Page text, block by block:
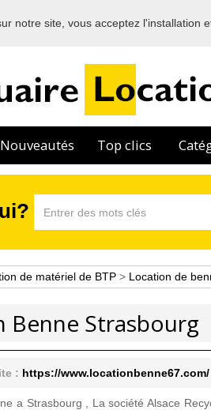
Bienvenue sur
Nouveautés Top clics
de matériel de BTP > Location de
Benne Strasbourg
: https://www.locationbenne67.com/
a Strasbourg , La société Alsace
notre site, vous acceptez l'installation